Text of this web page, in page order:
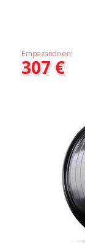
Empezando en:
307€